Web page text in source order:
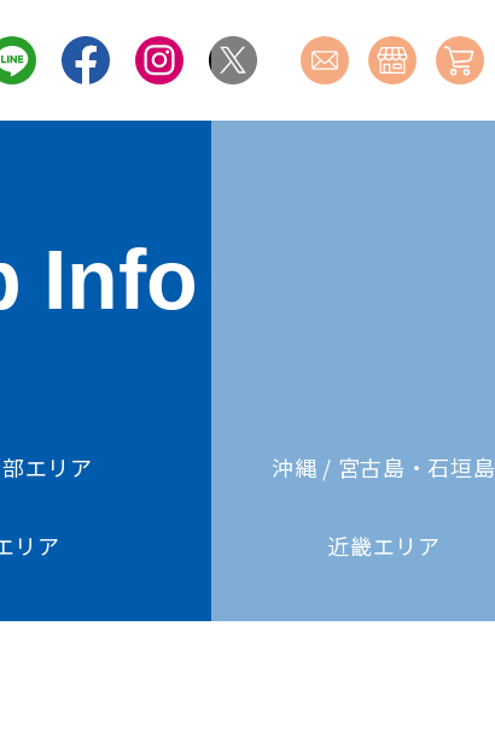
Info
エリア 沖縄 / 宮古島・石垣島
リア 近畿エリア